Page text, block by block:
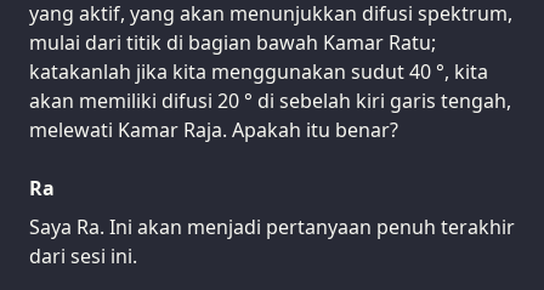
yang aktif, yang akan menunjukkan difusi spektrum,
mulai dari titik di bagian bawah Kamar Ratu;
katakanlah jika kita menggunakan sudut 40 °, kita
akan memiliki difusi 20 ° di sebelah kiri garis tengah,
melewati Kamar Raja. Apakah itu benar?
Ra
Saya Ra. Ini akan menjadi pertanyaan penuh terakhir
dari sesi ini.